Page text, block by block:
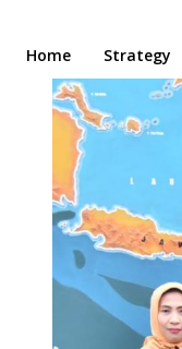
Home Strategy